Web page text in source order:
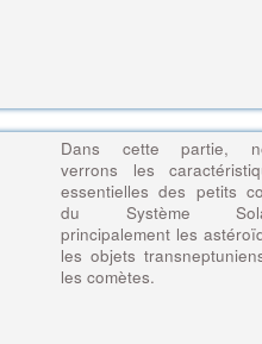
Dans cette partie,
verrons les
essentielles des petits
du Système
principalement les
les objets
les comètes.